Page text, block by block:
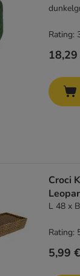
Rating:
Croci
L 48 x
5,99 €
Rating: